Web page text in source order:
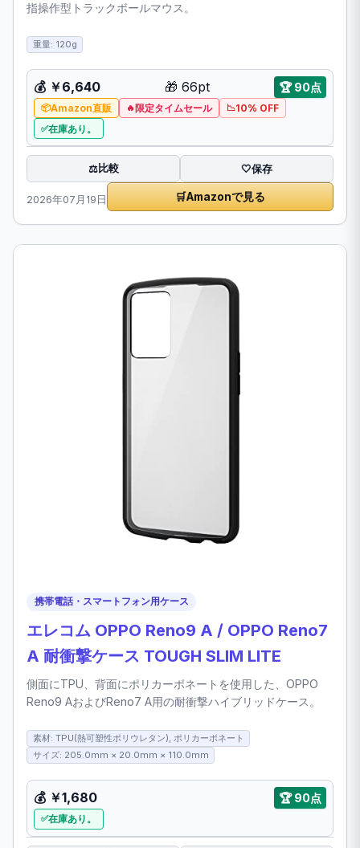
指操作型トラックボールマウス。
重量: 120g
💰 ￥6,640 🎁 66pt 🏆 90点
Amazon直販 限定タイムセール
10% OFF
在庫あり。
⚖️比較 🤍保存
2026年07月19日 🛒Amazonで見る
携帯電話・スマートフォン用ケース
エレコム OPPO Reno9 A / OPPO Reno7
A 耐衝撃ケース TOUGH SLIM LITE
側面にTPU、背面にポリカーボネートを使用した、OPPO
Reno9 AおよびReno7 A用の耐衝撃ハイブリッドケース。
素材: TPU(熱可塑性ポリウレタン), ポリカーボネート
サイズ: 205.0mm × 20.0mm × 110.0mm
💰 ￥1,680 🏆 90点
在庫あり。